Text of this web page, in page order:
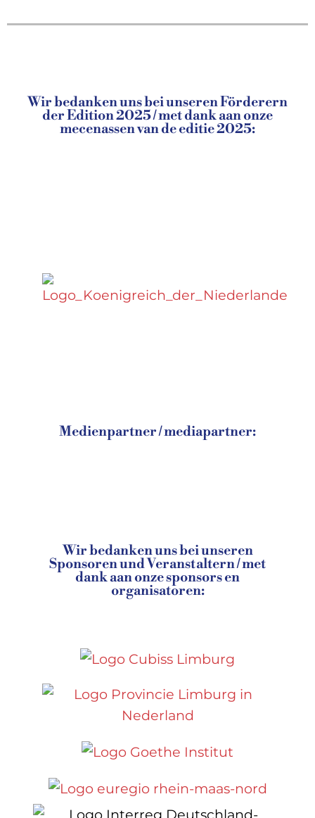
Wir bedanken uns bei unseren Förderern
der Edition 2025 / met dank aan onze
mecenassen van de editie 2025:
Medienpartner / mediapartner:
Wir bedanken uns bei unseren
Sponsoren und Veranstaltern / met
dank aan onze sponsors en
organisatoren: